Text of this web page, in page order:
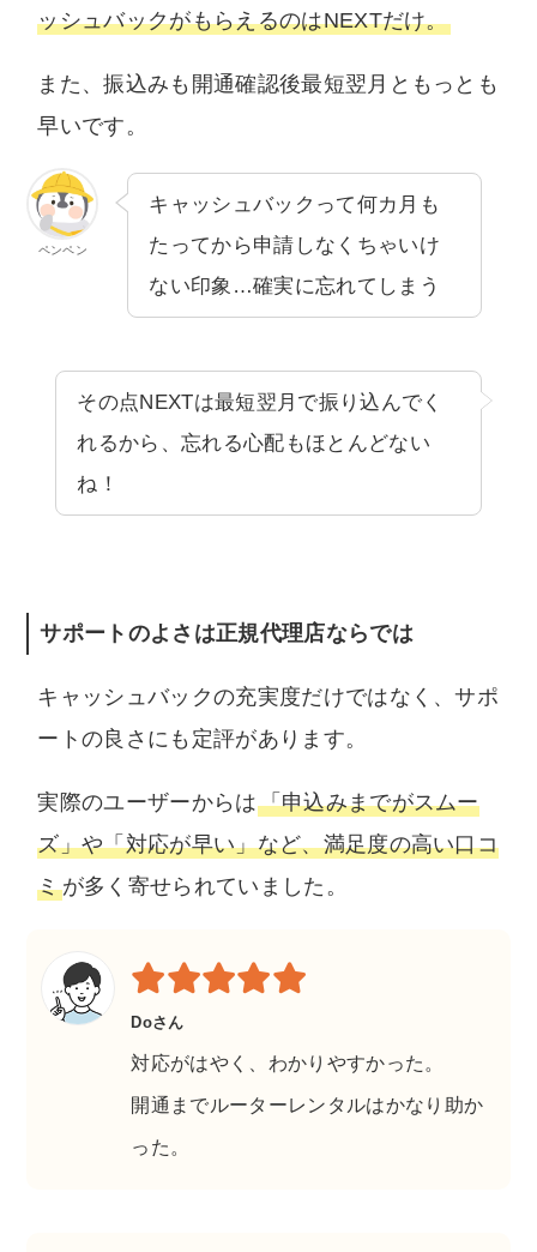
ッシュバックがもらえるのはNEXTだけ。
また、振込みも開通確認後最短翌月ともっとも
早いです。
ペンペン
キャッシュバックって何カ月も
たってから申請しなくちゃいけ
ない印象…確実に忘れてしまう
その点NEXTは最短翌月で振り込んでく
れるから、忘れる心配もほとんどない
ね！
サポートのよさは正規代理店ならでは
キャッシュバックの充実度だけではなく、サポ
ートの良さにも定評があります。
実際のユーザーからは「申込みまでがスムー
ズ」や「対応が早い」など、満足度の高い口コ
ミが多く寄せられていました。
対応がはやく、わかりやすかった。
開通までルーターレンタルはかなり助か
った。
Doさん